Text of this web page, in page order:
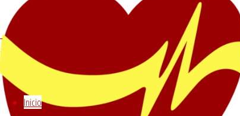
Inicio
Luego de una fecunda actividad en
la comunidad y su bienestar.
La Fundación UDEC fue creada
respuesta ante una emergencia,
Capacitamos año tras año a